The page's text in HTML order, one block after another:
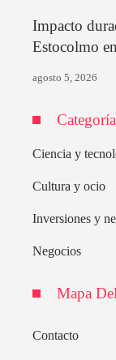
Impacto
Estocolmo
agosto 5, 2026
Ciencia y
Cultura y ocio
Inversiones y
Negocios
Mapa
Contacto